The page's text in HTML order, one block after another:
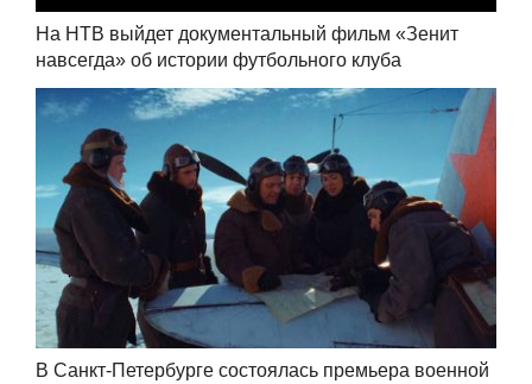
На НТВ выйдет документальный фильм «Зенит
навсегда» об истории футбольного клуба
В Санкт-Петербурге состоялась премьера военной